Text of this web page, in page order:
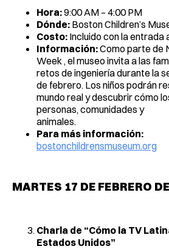
Hora:9:00 AM – 4:00 PM
Dónde: Boston Children’s
Costo: Incluido con la entrada
Información:Como parte de
Week , el museo invita a las
retos de ingeniería durante la
de febrero. Los niños podrán
mundo real y descubrir cómo
personas, comunidades y
Para más información:
bostonchildrensmuseum.org
MARTES 17 DE FEBRERO
Charla de “Cómo la TV
Estados Unidos”